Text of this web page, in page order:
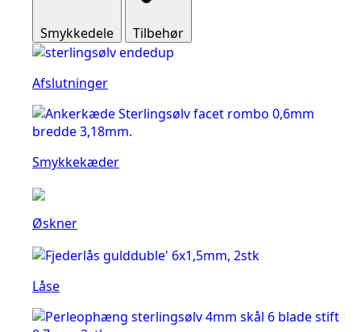
Smykkedele Tilbehør
Afslutninger
Smykkekæder
Øskner
Låse